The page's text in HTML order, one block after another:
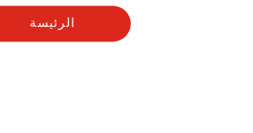
الرئيسة